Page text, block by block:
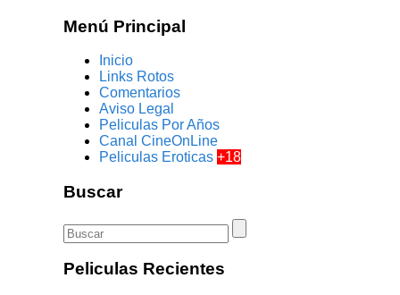
Menú Principal
Inicio
Links Rotos
Comentarios
Aviso Legal
Peliculas Por Años
Canal CineOnLine
Peliculas Eroticas+18
Buscar
Peliculas Recientes